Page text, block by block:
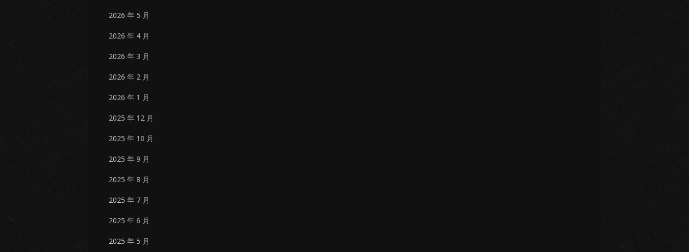
2026 年 5 月
2026 年 4 月
2026 年 3 月
2026 年 2 月
2026 年 1 月
2025 年 12 月
2025 年 10 月
2025 年 9 月
2025 年 8 月
2025 年 7 月
2025 年 6 月
2025 年 5 月